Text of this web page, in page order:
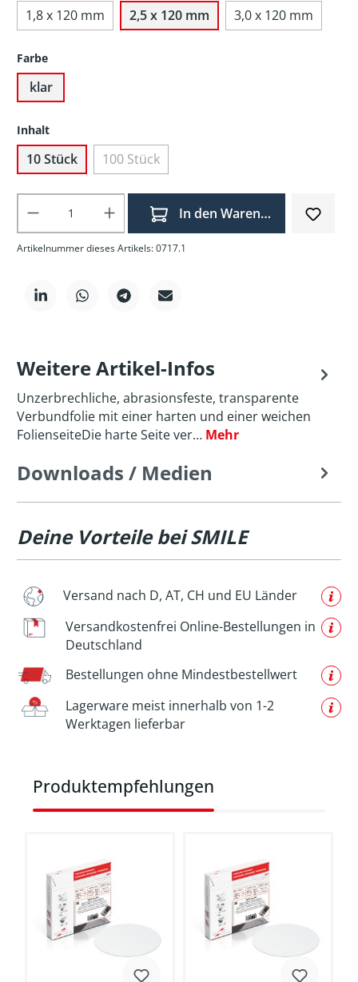
1,8 x 120 mm
2,5 x 120 mm 3,0 x 120 mm
Farbe
klar
Inhalt
10 Stück 100 Stück
Produkt Anzahl: Gib den gewünschten
In den Warenkorb
Artikelnummer dieses Artikels: 0717.1
Weitere Artikel-Infos
Unzerbrechliche, abrasionsfeste, transparente
Verbundfolie mit einer harten und einer weichen
FolienseiteDie harte Seite ver… Mehr
Downloads / Medien
Deine Vorteile bei SMILE
Versand nach D, AT, CH und EU Länder
Versandkostenfrei Online-Bestellungen in
Deutschland
Bestellungen ohne Mindestbestellwert
Lagerware meist innerhalb von 1-2
Werktagen lieferbar
Produktgalerie überspringen
Produktempfehlungen